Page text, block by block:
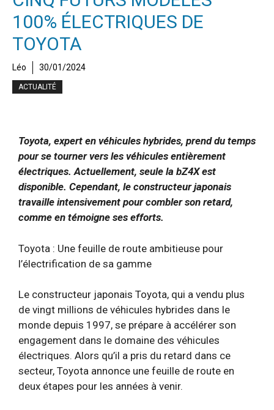
100% ÉLECTRIQUES DE
TOYOTA
Léo 30/01/2024
ACTUALITÉ
Toyota, expert en véhicules hybrides, prend du temps
pour se tourner vers les véhicules entièrement
électriques. Actuellement, seule la bZ4X est
disponible. Cependant, le constructeur japonais
travaille intensivement pour combler son retard,
comme en témoigne ses efforts.
Toyota : Une feuille de route ambitieuse pour
l’électrification de sa gamme
Le constructeur japonais Toyota, qui a vendu plus
de vingt millions de véhicules hybrides dans le
monde depuis 1997, se prépare à accélérer son
engagement dans le domaine des véhicules
électriques. Alors qu’il a pris du retard dans ce
secteur, Toyota annonce une feuille de route en
deux étapes pour les années à venir.